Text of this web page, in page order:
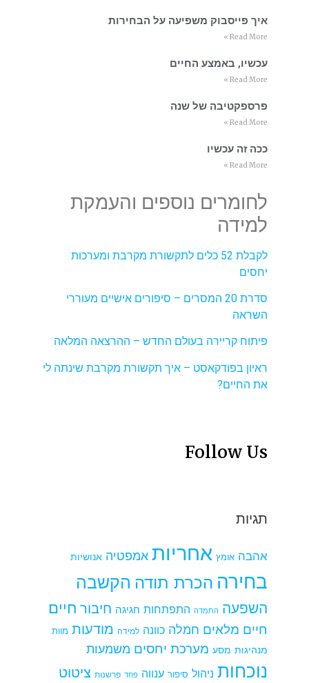
איך פייסבוק משפיעה על הבחירות
Read More »
עכשיו, באמצע החיים
Read More »
פרספקטיבה של שנה
Read More »
ככה זה עכשיו
Read More »
לחומרים נוספים והעמקת
למידה
לקבלת 52 כלים לתקשורת מקרבת ומערכות
יחסים
סדרת 20 המסרים – סיפורים אישיים מעוררי
השראה
פיתוח קריירה בעולם החדש – ההרצאה המלאה
ראיון בפודקאסט – איך תקשורת מקרבת שינתה לי
את החיים?
Follow Us
תגיות
אהבה אומץ אחריות אמפטיה אנושיות
בחירה הכרת תודה הקשבה
השפעה התמדה התפתחות חגיגה חיבור חיים
חיים מלאים חמלה כוונה למידה מודעות מוות
מנהיגות מסע מערכת יחסים משמעות
נוכחות ניהול סיפור ענווה פחד פרשנות ציטוט